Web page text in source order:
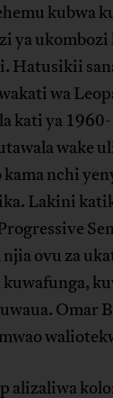
kubwa
ya
Hatusikii
wa
kati ya
wake
nchi
Lakini
ovu za
Omar
alizaliwa